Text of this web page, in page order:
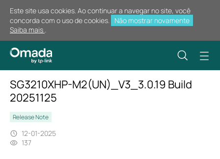
Este site usa cookies. Ao continuar a navegar no site, você
concorda com o uso de cookies.
Não mostrar novamente
Saiba mais .
SG3210XHP-M2(UN)_V3_3.0.19 Build
20251125
Release Note
12-01-2025
137